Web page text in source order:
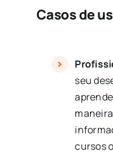
Casos de
seu
cursos